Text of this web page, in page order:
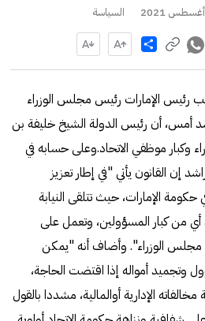
السياسة
Share
رئيس الإمارات رئيس مجلس الوزراء
أمس، أن رئيس الدولة الشيخ خليفة بن
وكبار موظفي الاتحاد.وعلى حسابه في
إن القانون يأتي "في إطار تعزيز
حكومة الإمارات، حيث تتلقى النيابة
أي من كبار المسؤولين، وتعمل على
مجلس الوزراء". وأضاف أنه "يمكن
وتجميد أمواله إذا اقتضت الحاجة،
الإدارية أوالمالية، مشددا بالقول